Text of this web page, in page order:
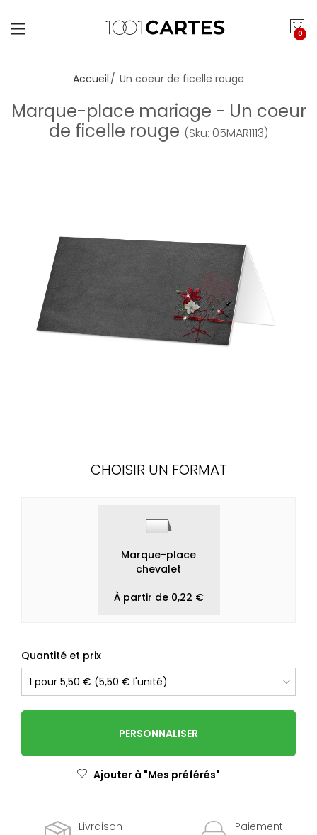
0
Accueil Un coeur de ficelle rouge
Marque-place mariage - Un coeur
de ficelle rouge (Sku: 05MAR1113)
CHOISIR UN FORMAT
Marque-place
chevalet
À partir de 0,22 €
Quantité et prix
PERSONNALISER
Ajouter à "Mes préférés"
Livraison
Paiement